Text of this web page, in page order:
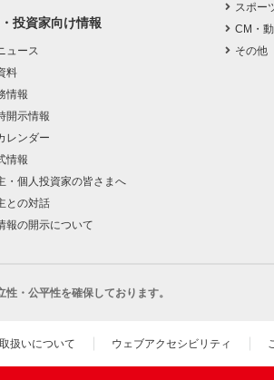
投資家向け情報
ュース
料
情報
開示情報
レンダー
情報
・個人投資家の皆さまへ
との対話
報の開示について
スポー
CM・
その他
・公平性を確保しております。
扱いについて ウェブアクセシビリティ